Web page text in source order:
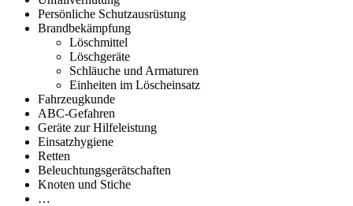
Persönliche Schutzausrüstung
Brandbekämpfung
Löschmittel
Löschgeräte
Schläuche und Armaturen
Einheiten im Löscheinsatz
Fahrzeugkunde
ABC-Gefahren
Geräte zur Hilfeleistung
Einsatzhygiene
Retten
Beleuchtungsgerätschaften
Knoten und Stiche
…